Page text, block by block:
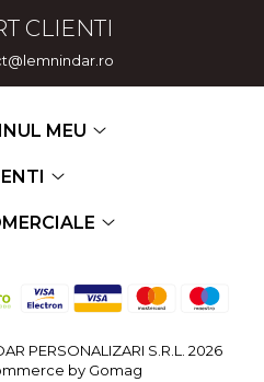
CLIENTI
MEU
PERSONALIZARI S.R.L. 2026
by Gomag